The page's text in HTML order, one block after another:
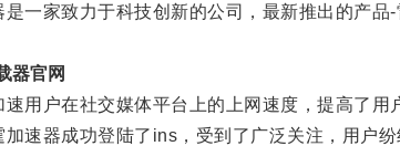
家致力于科技创新的公司，最新推出的产品-
器官网
户在社交媒体平台上的上网速度，提高了用
器成功登陆了ins，受到了广泛关注，用户纷